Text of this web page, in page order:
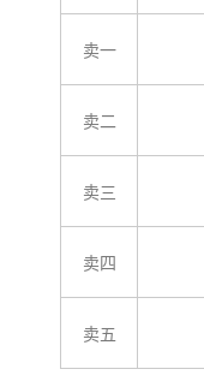
卖一
卖二
卖三
卖四
卖五